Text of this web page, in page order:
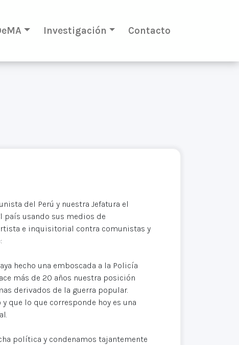
Investigación Contacto
del Perú y nuestra Jefatura el
país usando sus medios de
e inquisitorial contra comunistas y
hecho una emboscada a la Policía
más de 20 años nuestra posición
derivados de la guerra popular.
que lo que corresponde hoy es una
política y condenamos tajantemente